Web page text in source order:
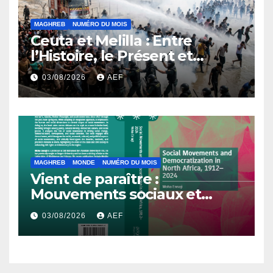
MAGHREB NUMÉRO DU MOIS
Ceuta et Melilla : Entre
l’Histoire, le Présent et
l’Avenir
03/08/2026 AEF
MAGHREB MONDE NUMÉRO DU MOIS
Vient de paraître :
Mouvements sociaux et
démocratisation en Afrique
du Nord, 1912-2024
03/08/2026 AEF